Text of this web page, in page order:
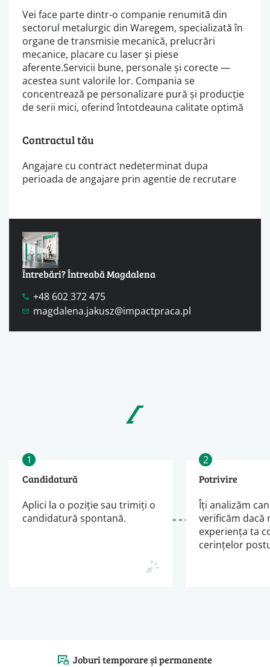
Vei face parte dintr-o companie renumită din
sectorul metalurgic din Waregem, specializată în
organe de transmisie mecanică, prelucrări
mecanice, placare cu laser și piese
aferente.Servicii bune, personale și corecte —
acestea sunt valorile lor. Compania se
concentrează pe personalizare pură și producție
de serii mici, oferind întotdeauna calitate optimă
Contractul tău
Angajare cu contract nedeterminat dupa
perioada de angajare prin agentie de recrutare
Întrebări? Întreabă Magdalena
+48 602 372 475
magdalena.jakusz@impactpraca.pl
1
Candidatură
Aplici la o poziție sau trimiți o
candidatură spontană.
2
Potrivire
Îți analizăm
verificăm dacă
experiența ta
cerințelor
Joburi temporare și permanente